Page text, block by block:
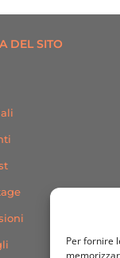
Per fornire
DEL SITO